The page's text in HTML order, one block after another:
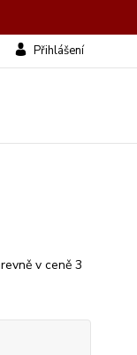
Přihlášení
v ceně 3